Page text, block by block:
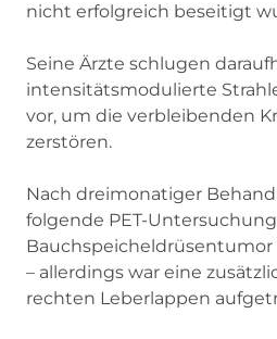
nicht erfolgreich beseitigt
Seine Ärzte schlugen
intensitätsmodulierte
vor, um die verbleibenden
zerstören.
Nach dreimonatiger
folgende PET-
– allerdings war eine
rechten Leberlappen